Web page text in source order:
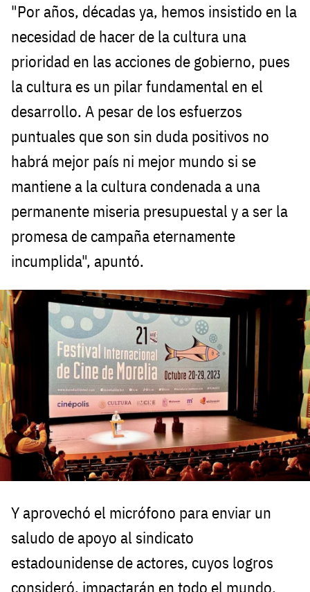
"Por años, décadas ya, hemos insistido en la
necesidad de hacer de la cultura una
prioridad en las acciones de gobierno, pues
la cultura es un pilar fundamental en el
desarrollo. A pesar de los esfuerzos
puntuales que son sin duda positivos no
habrá mejor país ni mejor mundo si se
mantiene a la cultura condenada a una
permanente miseria presupuestal y a ser la
promesa de campaña eternamente
incumplida", apuntó.
Y aprovechó el micrófono para enviar un
saludo de apoyo al sindicato
estadounidense de actores, cuyos logros
consideró, impactarán en todo el mundo.